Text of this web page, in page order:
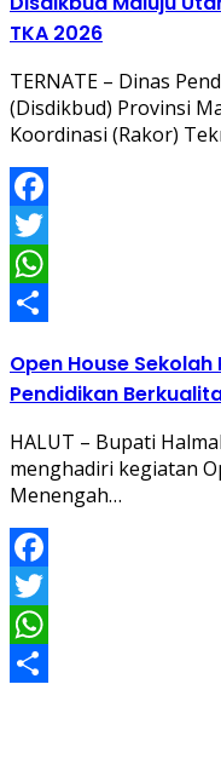
TKA 2026
TERNATE – Dinas
(Disdikbud) Provinsi
Koordinasi (Rakor)
Facebook
Twitter
WhatsApp
Open House
Pendidikan
HALUT – Bupati
menghadiri kegiatan
Menengah…
Facebook
Twitter
WhatsApp